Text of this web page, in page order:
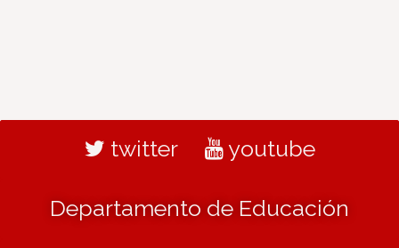
twitter youtube
Departamento de Educación